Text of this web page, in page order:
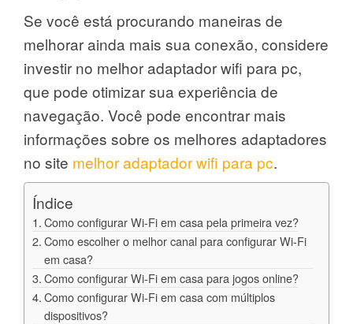
Se você está procurando maneiras de
melhorar ainda mais sua conexão, considere
investir no melhor adaptador wifi para pc,
que pode otimizar sua experiência de
navegação. Você pode encontrar mais
informações sobre os melhores adaptadores
no site melhor adaptador wifi para pc.
Índice
Como configurar Wi-Fi em casa pela primeira vez?
Como escolher o melhor canal para configurar Wi-Fi
em casa?
Como configurar Wi-Fi em casa para jogos online?
Como configurar Wi-Fi em casa com múltiplos
dispositivos?